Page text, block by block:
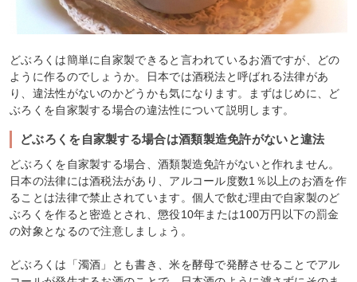
どぶろくは簡単に自家製できると言われているお酒ですが、どの
ように作るのでしょうか。日本では酒税法と呼ばれる法律があ
り、違法性がないのかどうかも気になります。まずはじめに、ど
ぶろくを自家製する場合の違法性について説明します。
どぶろくを自家製する場合は酒類製造免許がないと違法
どぶろくを自家製する場合、酒類製造免許がないと作れません。
日本の法律には酒税法があり、アルコール度数1％以上のお酒を作
ることは法律で禁止されています。個人で飲む理由で自家製のど
ぶろくを作ると密造とされ、懲役10年または100万円以下の罰金
の対象となるので注意しましょう。
どぶろくは「濁酒」とも書き、米を酵母で発酵させることでアル